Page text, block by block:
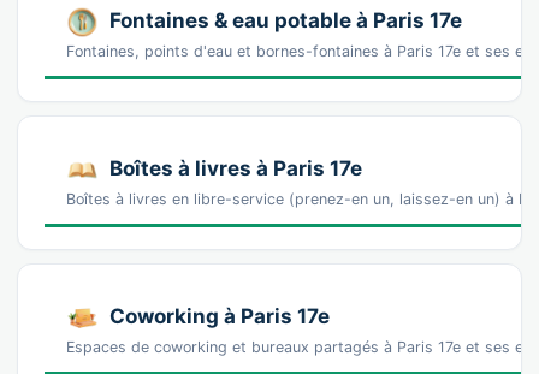
Fontaines & eau potable à Paris 17e
Fontaines, points d'eau et bornes-fontaines à Paris 17e et ses
Boîtes à livres à Paris 17e
Boîtes à livres en libre-service (prenez-en un, laissez-en un) à
Coworking à Paris 17e
Espaces de coworking et bureaux partagés à Paris 17e et ses